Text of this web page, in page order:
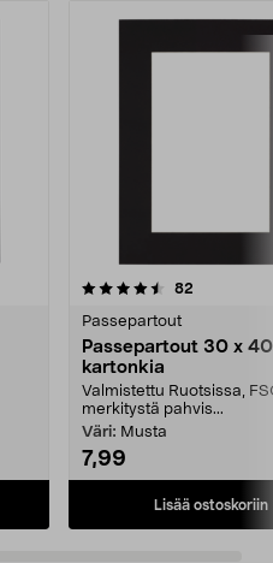
82
Passepartout
Passepartout 30 x
kartonkia
Valmistettu Ruotsissa,
merkitystä pahvis...
Väri: Musta
7,99
Lisää ostoskoriin
4.5viidestä